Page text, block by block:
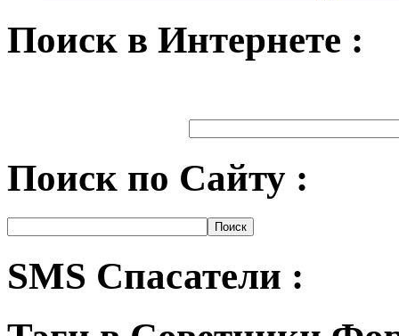
Поиск в Интернете :
Поиск по Сайту :
SMS Спасатели :